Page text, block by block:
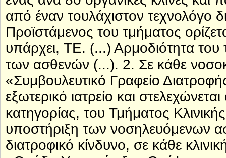
από έναν τουλάχιστον τεχνολόγο
Προϊστάμενος του τμήματος
υπάρχει, ΤΕ. (...) Αρμοδιότητα του
των ασθενών (...). 2. Σε κάθε
«Συμβουλευτικό Γραφείο
εξωτερικό ιατρείο και
κατηγορίας, του Τμήματος
υποστήριξη των νοσηλευόμενων
διατροφικό κίνδυνο, σε κάθε